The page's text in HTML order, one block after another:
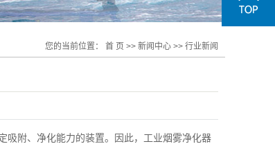
您的当前位置： 首 页 >> 新闻中心 >> 行业新闻
吸附、净化能力的装置。因此，工业烟雾净化器